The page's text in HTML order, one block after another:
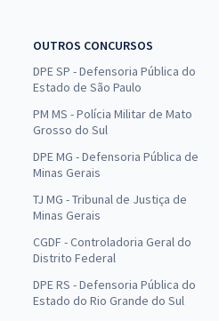
OUTROS CONCURSOS
DPE SP - Defensoria Pública do
Estado de São Paulo
PM MS - Polícia Militar de Mato
Grosso do Sul
DPE MG - Defensoria Pública de
Minas Gerais
TJ MG - Tribunal de Justiça de
Minas Gerais
CGDF - Controladoria Geral do
Distrito Federal
DPE RS - Defensoria Pública do
Estado do Rio Grande do Sul